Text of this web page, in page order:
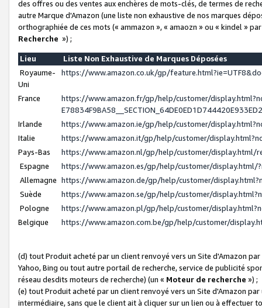
des offres ou des ventes aux enchères de mots-clés, de termes de
autre Marque d'Amazon (une liste non exhaustive de nos marques
orthographiée de ces mots (« ammazon », « amaozn » ou « kindel »
Recherche ») ;
Lieu
Liste Non Exhaustive de Marques Déposées
Royaume-
Uni
https://www.amazon.co.uk/gp/
France
https://www.amazon.fr/gp/help/customer/
Irlande
https://www.amazon.ie/gp/help/customer/
Italie
https://www.amazon.it/gp/help/customer/
Pays-Bas
https://www.amazon.nl/gp/help/customer/display.html/
Espagne
https://www.amazon.es/gp/help/customer/display.html/
Allemagne https://www.amazon.de/gp/help/customer/
Suède
https://www.amazon.se/gp/help/customer/
Pologne
https://www.amazon.pl/gp/help/customer/
Belgique
https://www.amazon.com.be/gp/help/customer/
(d) tout Produit acheté par un client renvoyé vers un Site d'Amazon
Yahoo, Bing ou tout autre portail de recherche, service de publicité
réseau desdits moteurs de recherche) (un « Moteur de recherche ») ;
(e) tout Produit acheté par un client renvoyé vers un Site d'Amazon
intermédiaire, sans que le client ait à cliquer sur un lien ou à